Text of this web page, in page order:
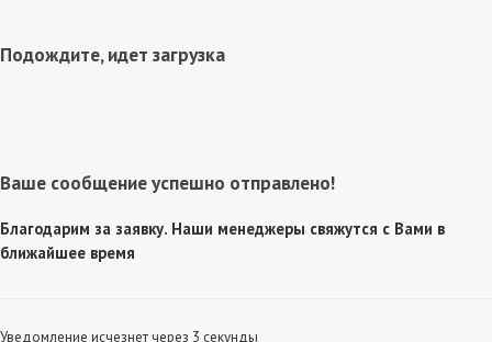
Подождите, идет загрузка
Ваше сообщение успешно отправлено!
Благодарим за заявку. Наши менеджеры свяжутся с Вами в
ближайшее время
Уведомление исчезнет через 3 секунды